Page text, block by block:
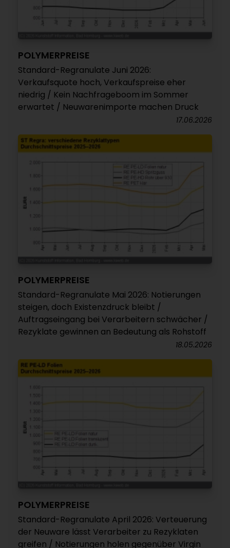
POLYMERPREISE
Standard-Regranulate Juni 2026:
Verkaufsquote hoch, Verkaufspreise eher
niedrig / Kein Nachfrageboom im Sommer
erwartet / Neuwarenimporte machen Druck
17.06.2026
POLYMERPREISE
Standard-Regranulate Mai 2026: Notierungen
steigen, doch Existenzdruck bleibt /
Auftragseingang bei Verarbeitern schwächer /
Rezyklate gewinnen an Bedeutung als Rohstoff
18.05.2026
POLYMERPREISE
Standard-Regranulate April 2026: Verteuerung
der Neuware lässt Verarbeiter zu Rezyklaten
greifen / Notierungen holen gegenüber Virgin